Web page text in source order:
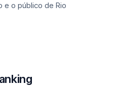
e o público de Rio